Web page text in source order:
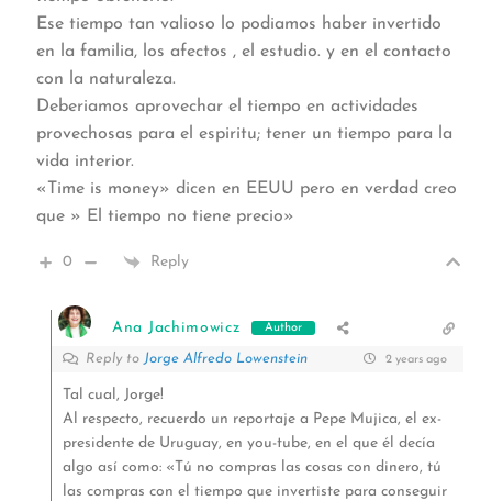
Ese tiempo tan valioso lo podiamos haber invertido
en la familia, los afectos , el estudio. y en el contacto
con la naturaleza.
Deberiamos aprovechar el tiempo en actividades
provechosas para el espiritu; tener un tiempo para la
vida interior.
«Time is money» dicen en EEUU pero en verdad creo
que » El tiempo no tiene precio»
0 Reply
Ana Jachimowicz Author
Reply to Jorge Alfredo Lowenstein 2 years ago
Tal cual, Jorge!
Al respecto, recuerdo un reportaje a Pepe Mujica, el ex-
presidente de Uruguay, en you-tube, en el que él decía
algo así como: «Tú no compras las cosas con dinero, tú
las compras con el tiempo que invertiste para conseguir